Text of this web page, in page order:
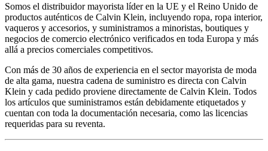
Somos el distribuidor mayorista líder en la UE y el Reino Unido de
productos auténticos de Calvin Klein, incluyendo ropa, ropa interior,
vaqueros y accesorios, y suministramos a minoristas, boutiques y
negocios de comercio electrónico verificados en toda Europa y más
allá a precios comerciales competitivos.
Con más de 30 años de experiencia en el sector mayorista de moda
de alta gama, nuestra cadena de suministro es directa con Calvin
Klein y cada pedido proviene directamente de Calvin Klein. Todos
los artículos que suministramos están debidamente etiquetados y
cuentan con toda la documentación necesaria, como las licencias
requeridas para su reventa.